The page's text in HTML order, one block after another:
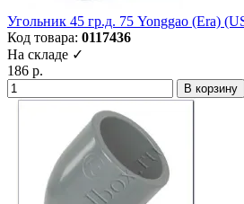
Угольник 45 гр.д. 75 Yonggao (Era)
Код товара: 0117436
На складе ✓
186 р.
В корзину